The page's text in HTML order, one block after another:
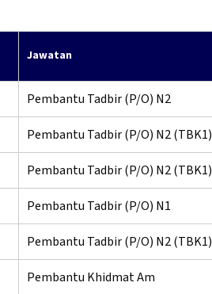
Jawatan
Pembantu Tadbir (P/O) N2
Pembantu Tadbir (P/O) N2 (TBK1)
Pembantu Tadbir (P/O) N2 (TBK1)
Pembantu Tadbir (P/O) N1
Pembantu Tadbir (P/O) N2 (TBK1)
Pembantu Khidmat Am